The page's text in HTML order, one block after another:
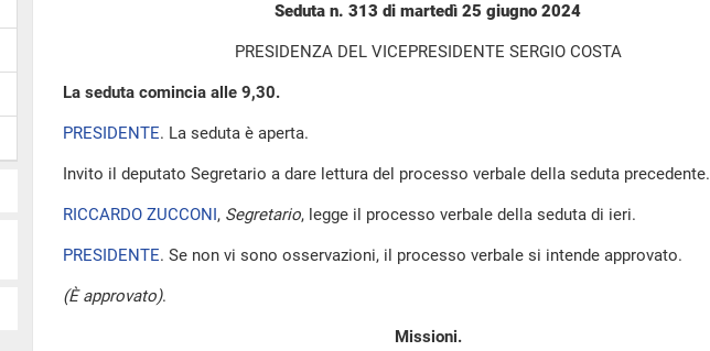
Seduta n. 313 di martedì 25 giugno 2024
PRESIDENZA DEL VICEPRESIDENTE SERGIO COSTA
La seduta comincia alle 9,30.
PRESIDENTE. La seduta è aperta.
Invito il deputato Segretario a dare lettura del processo verbale della seduta precedente.
RICCARDO ZUCCONI, Segretario, legge il processo verbale della seduta di ieri.
PRESIDENTE. Se non vi sono osservazioni, il processo verbale si intende approvato.
(È approvato).
Missioni.